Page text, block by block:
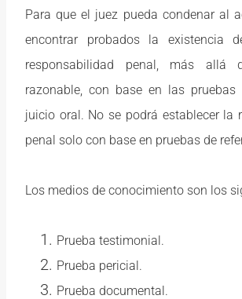
Para que el juez pueda condenar al
encontrar probados la existencia
responsabilidad penal, más allá
razonable, con base en las pruebas
juicio oral. No se podrá establecer la
penal solo con base en pruebas de
Los medios de conocimiento son los
Prueba testimonial.
Prueba pericial.
Prueba documental.